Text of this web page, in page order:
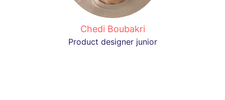
Chedi Boubakri
Product designer junior